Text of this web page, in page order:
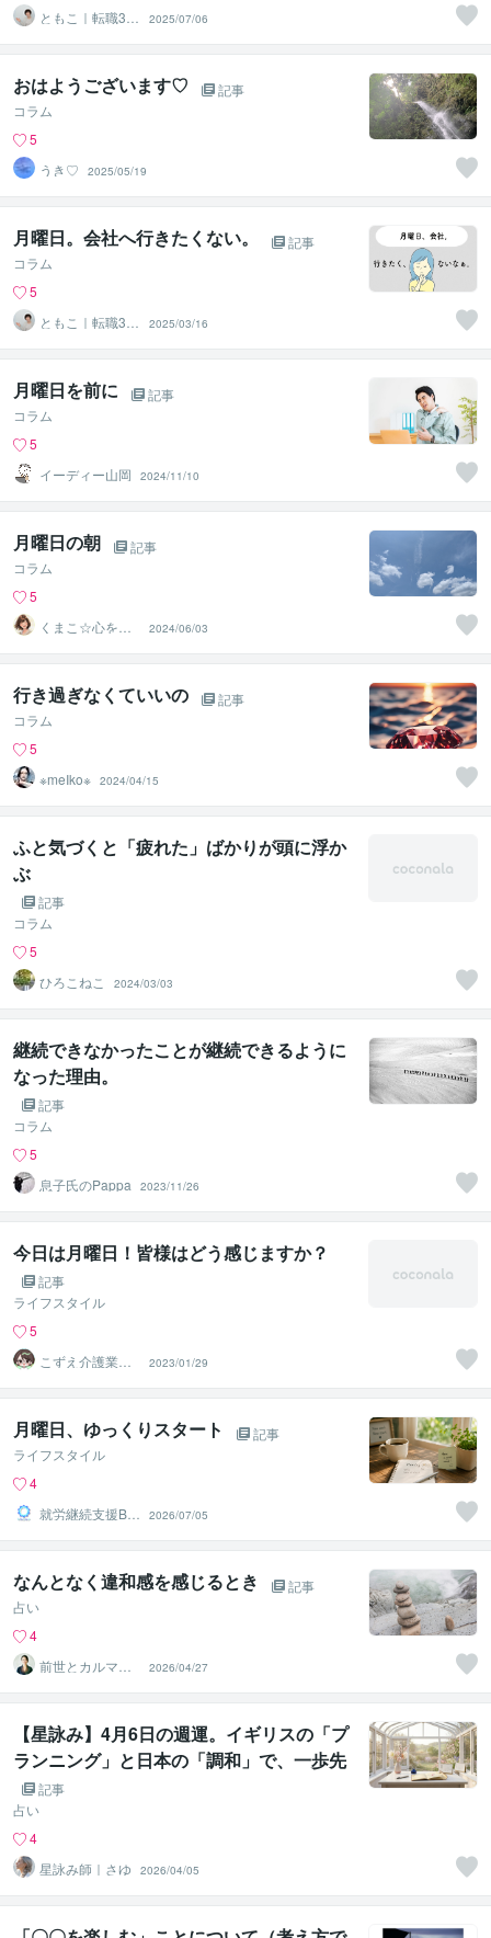
ともこ｜転職30
回弱い人専門カ
ウンセラー
2025/07/06
おはようございます♡
記事
コラム
5
うき♡
2025/05/19
月曜日。会社へ行きたくない。
記事
コラム
5
ともこ｜転職30
回弱い人専門カ
ウンセラー
2025/03/16
月曜日を前に
記事
コラム
5
イーディー山岡
2024/11/10
月曜日の朝
記事
コラム
5
くまこ☆心を温
めるひだまりの
メッセージ
2024/06/03
行き過ぎなくていいの
記事
コラム
5
※meIko※ 2024/04/15
ふと気づくと「疲れた」ばかりが頭に浮か
ぶ
記事
コラム
5
ひろこねこ
2024/03/03
継続できなかったことが継続できるように
なった理由。
記事
コラム
5
息子氏のPappa
2023/11/26
今日は月曜日！皆様はどう感じますか？
記事
ライフスタイル
5
こずえ介護業界1
8年＆現役ケアマ
ネ
2023/01/29
月曜日、ゆっくりスタート
記事
ライフスタイル
4
就労継続支援B型
bloomブロッサ
ム
2026/07/05
なんとなく違和感を感じるとき
記事
占い
4
前世とカルマの
翻訳者 Haku
2026/04/27
【星詠み】4月6日の週運。イギリスの「プ
ランニング」と日本の「調和」で、一歩先
へ。記事
占い
4
星詠み師｜さゆ
2026/04/05